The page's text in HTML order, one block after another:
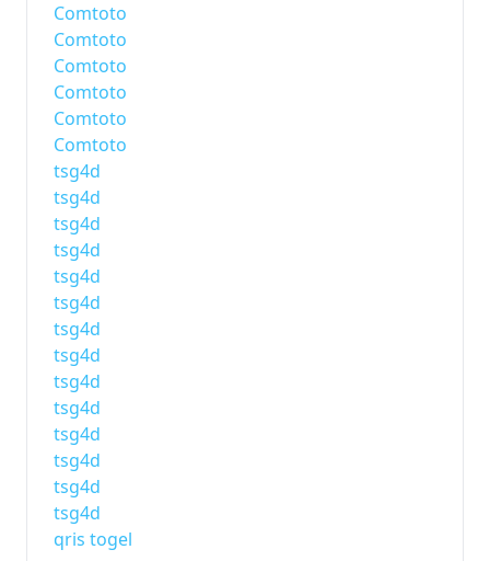
Comtoto
Comtoto
Comtoto
Comtoto
Comtoto
Comtoto
tsg4d
tsg4d
tsg4d
tsg4d
tsg4d
tsg4d
tsg4d
tsg4d
tsg4d
tsg4d
tsg4d
tsg4d
tsg4d
tsg4d
qris togel